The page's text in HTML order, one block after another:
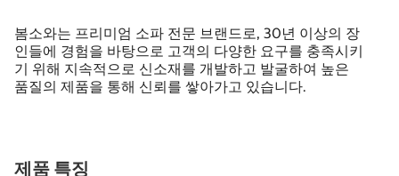
봄소와는 프리미엄 소파 전문 브랜드로, 30년 이상의 장
인들에 경험을 바탕으로 고객의 다양한 요구를 충족시키
기 위해 지속적으로 신소재를 개발하고 발굴하여 높은
품질의 제품을 통해 신뢰를 쌓아가고 있습니다.
제품 특징